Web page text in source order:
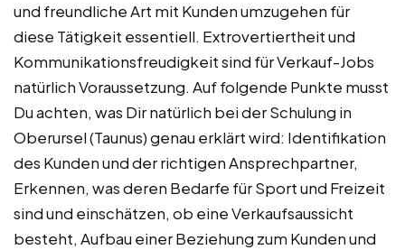
und freundliche Art mit Kunden umzugehen für
diese Tätigkeit essentiell. Extrovertiertheit und
Kommunikationsfreudigkeit sind für Verkauf-Jobs
natürlich Voraussetzung. Auf folgende Punkte musst
Du achten, was Dir natürlich bei der Schulung in
Oberursel (Taunus) genau erklärt wird: Identifikation
des Kunden und der richtigen Ansprechpartner,
Erkennen, was deren Bedarfe für Sport und Freizeit
sind und einschätzen, ob eine Verkaufsaussicht
besteht, Aufbau einer Beziehung zum Kunden und